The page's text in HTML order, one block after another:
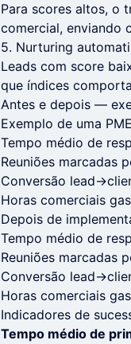
Para scores altos, o
comercial, enviando
5. Nurturing
Leads com score
que índices
Antes e depois —
Exemplo de uma
Tempo médio de
Reuniões marcadas
Conversão
Horas comerciais
Depois de
Tempo médio de
Reuniões marcadas
Conversão
Horas comerciais
Indicadores de
Tempo médio de